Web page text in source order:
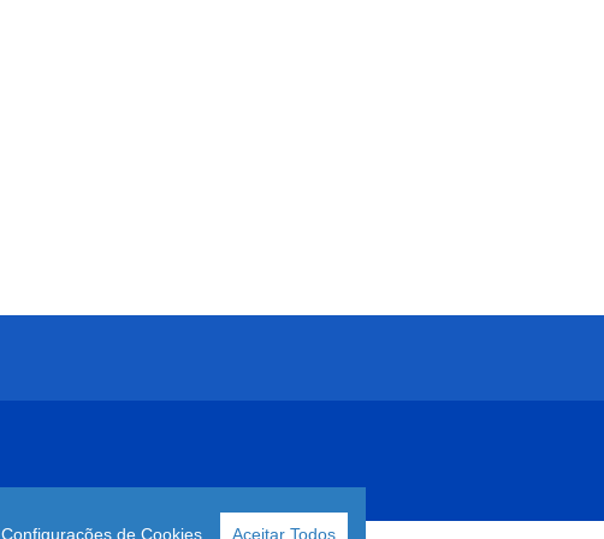
Configurações de Cookies Aceitar Todos